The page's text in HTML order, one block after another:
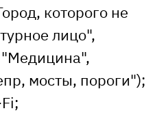
которого не
лицо",
мосты, пороги");